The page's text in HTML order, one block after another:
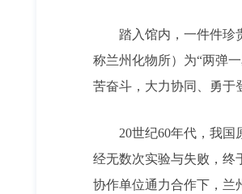
踏入馆内，一件件珍
称兰州化物所）为“两弹
苦奋斗，大力协同、勇于
20世纪60年代，我
经无数次实验与失败，终
协作单位通力合作下，兰